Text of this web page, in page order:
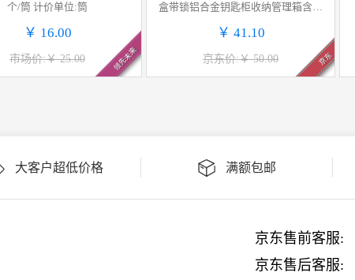
个/筒 计价单位:筒
￥ 16.00
市场价:￥ 25.00 领先未来
盒带锁铝合金钥匙柜收纳管理箱含钥
￥ 41.10
京东价:￥ 50.00 京东
大客户超低价格 满额包邮
京东售前客服:
京东售后客服: